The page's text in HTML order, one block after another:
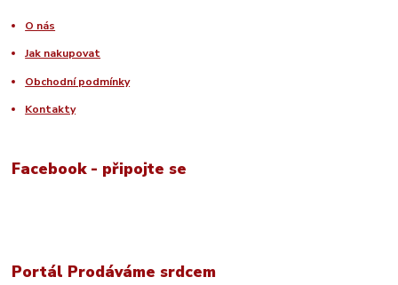
O nás
Jak nakupovat
Obchodní podmínky
Kontakty
Facebook - připojte se
Portál Prodáváme srdcem